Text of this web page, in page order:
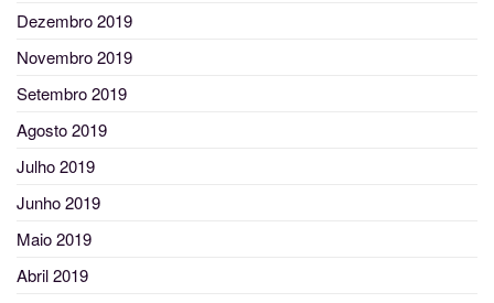
Dezembro 2019
Novembro 2019
Setembro 2019
Agosto 2019
Julho 2019
Junho 2019
Maio 2019
Abril 2019